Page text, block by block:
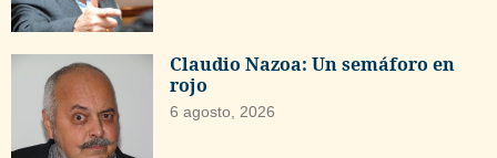
Claudio Nazoa: Un semáforo en
rojo
6 agosto, 2026